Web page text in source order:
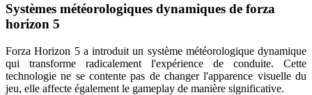
Systèmes météorologiques dynamiques de forza
horizon 5
Forza Horizon 5 a introduit un système météorologique dynamique
qui transforme radicalement l'expérience de conduite. Cette
technologie ne se contente pas de changer l'apparence visuelle du
jeu, elle affecte également le gameplay de manière significative.